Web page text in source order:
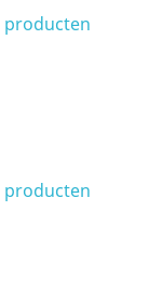
producten
producten